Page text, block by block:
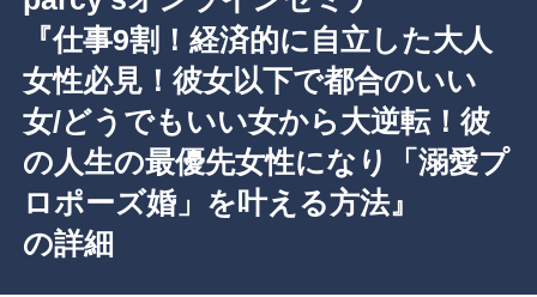
『仕事9割！経済的に自立した大人
女性必見！彼女以下で都合のいい
女/どうでもいい女から大逆転！彼
の人生の最優先女性になり「溺愛プ
ロポーズ婚」を叶える方法』
の詳細